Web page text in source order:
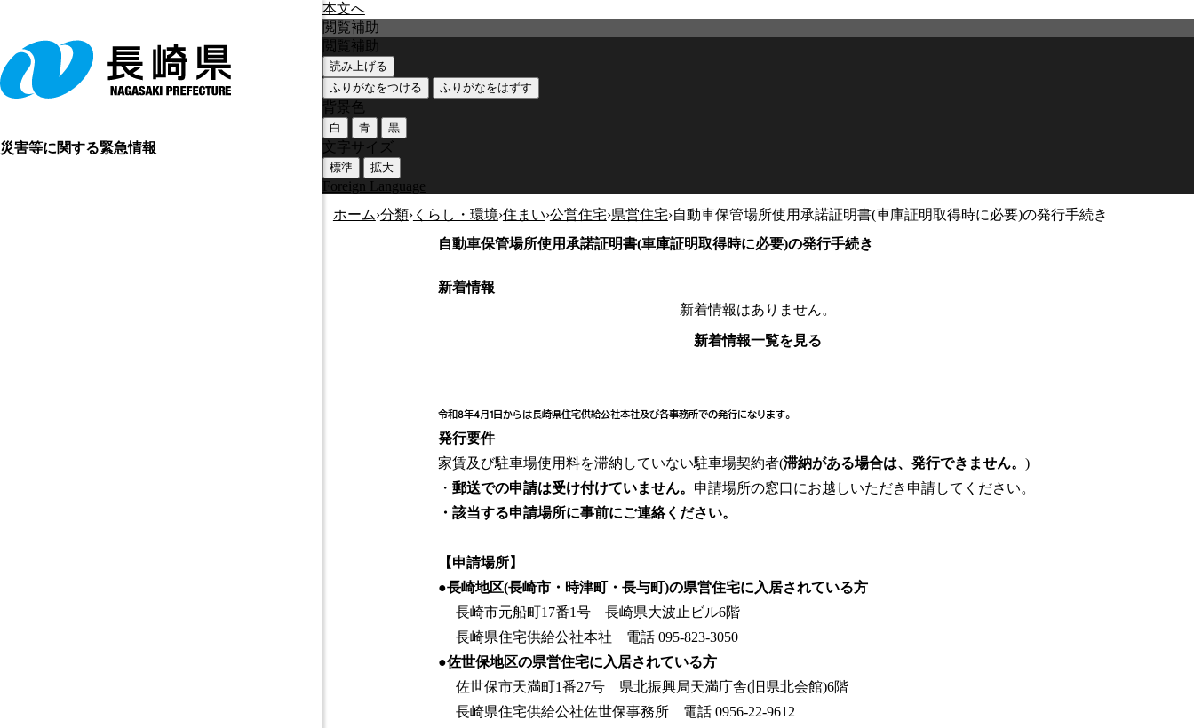
本文へ
災害等に関する緊急情報
閲覧補助
閲覧補助
読み上げる
ふりがなをつける
ふりがなをはずす
背景色
白 青 黒
文字サイズ
標準 拡大
Foreign Language
ホーム›分類›くらし・環境›住まい›公営住宅›県営住宅›自動車保管場所使用承諾証明書(車庫証明取得時に必要)の発行手続き
自動車保管場所使用承諾証明書(車庫証明取得時に必要)の発行手続き
新着情報
新着情報はありません。
新着情報一覧を見る
令和8年4月1日からは長崎県住宅供給公社本社及び各事務所での発行になります。
発行要件
家賃及び駐車場使用料を滞納していない駐車場契約者(滞納がある場合は、発行できません。)
・郵送での申請は受け付けていません。 申請場所の窓口にお越しいただき申請してください。
・該当する申請場所に事前にご連絡ください。
【申請場所】
●長崎地区(長崎市・時津町・長与町)の県営住宅に入居されている方
長崎市元船町17番1号 長崎県大波止ビル6階
長崎県住宅供給公社本社 電話 095-823-3050
●佐世保地区の県営住宅に入居されている方
佐世保市天満町1番27号 県北振興局天満庁舎(旧県北会館)6階
長崎県住宅供給公社佐世保事務所 電話 0956-22-9612